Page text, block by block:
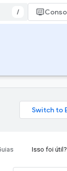
/
Isso foi útil?